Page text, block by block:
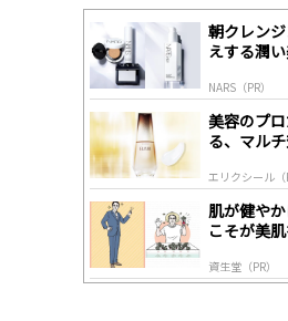
朝クレン
えする潤
NARS（PR）
美容のプ
る、マル
エリクシール（
肌が健や
こそが美
資生堂（PR）